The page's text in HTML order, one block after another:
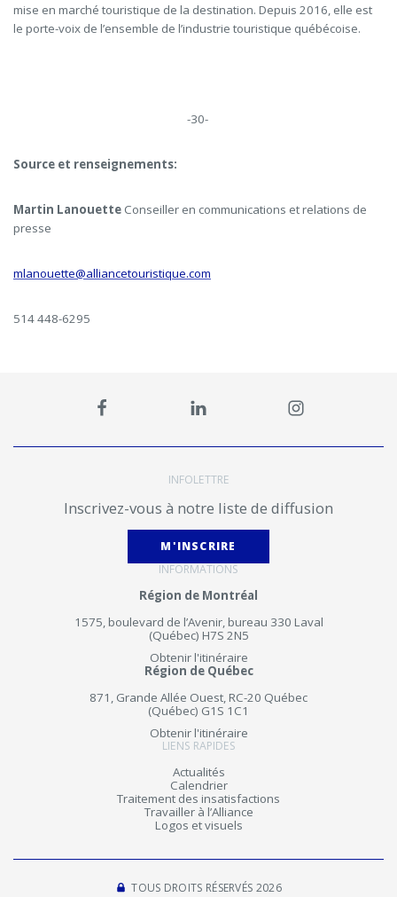
mise en marché touristique de la destination. Depuis 2016, elle est
le porte-voix de l’ensemble de l’industrie touristique québécoise.
-30-
Source et renseignements:
Martin Lanouette Conseiller en communications et relations de
presse
mlanouette@alliancetouristique.com
514 448-6295
INFOLETTRE
Inscrivez-vous à notre liste de diffusion
M'INSCRIRE
INFORMATIONS
Région de Montréal
1575, boulevard de l’Avenir, bureau 330 Laval
(Québec) H7S 2N5
Obtenir l'itinéraire
Région de Québec
871, Grande Allée Ouest, RC-20 Québec
(Québec) G1S 1C1
Obtenir l'itinéraire
LIENS RAPIDES
Actualités
Calendrier
Traitement des insatisfactions
Travailler à l’Alliance
Logos et visuels
TOUS DROITS RÉSERVÉS 2026